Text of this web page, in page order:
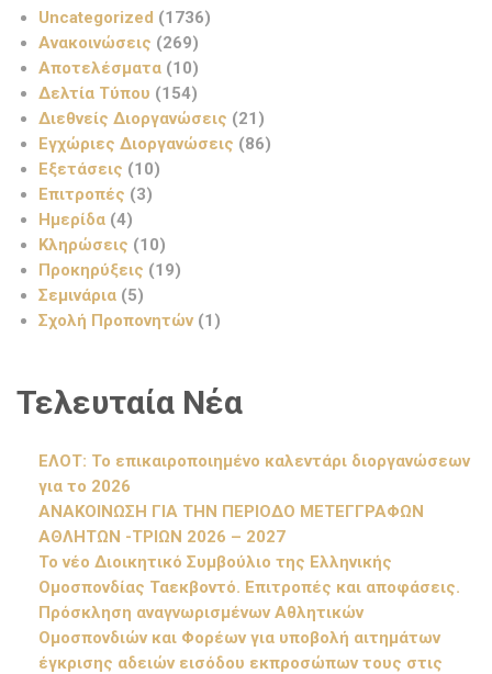
Uncategorized (1736)
Ανακοινώσεις (269)
Αποτελέσματα (10)
Δελτία Τύπου (154)
Διεθνείς Διοργανώσεις (21)
Εγχώριες Διοργανώσεις (86)
Εξετάσεις (10)
Επιτροπές (3)
Ημερίδα (4)
Κληρώσεις (10)
Προκηρύξεις (19)
Σεμινάρια (5)
Σχολή Προπονητών (1)
Τελευταία Νέα
ΕΛΟΤ: Το επικαιροποιημένο καλεντάρι διοργανώσεων
για το 2026
ΑΝΑΚΟΙΝΩΣΗ ΓΙΑ ΤΗΝ ΠΕΡΙΟΔΟ ΜΕΤΕΓΓΡΑΦΩΝ
ΑΘΛΗΤΩΝ -ΤΡΙΩΝ 2026 – 2027
Το νέο Διοικητικό Συμβούλιο της Ελληνικής
Ομοσπονδίας Ταεκβοντό. Επιτροπές και αποφάσεις.
Πρόσκληση αναγνωρισμένων Αθλητικών
Ομοσπονδιών και Φορέων για υποβολή αιτημάτων
έγκρισης αδειών εισόδου εκπροσώπων τους στις